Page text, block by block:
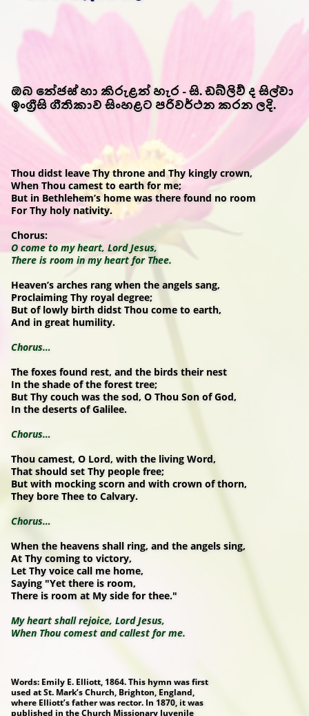
ඔබ තේජස් හා කිරුළත් හැර - සි. ඩබ්ලිව් ද සිල්වා
ඉංග්‍රීසි ගීතිකාව සිංහළට පරිවර්ථන කරන ලදි.
Thou didst leave Thy throne and Thy kingly crown,
When Thou camest to earth for me;
But in Bethlehem’s home was there found no room
For Thy holy nativity.
Chorus:
O come to my heart, Lord Jesus,
There is room in my heart for Thee.
Heaven’s arches rang when the angels sang,
Proclaiming Thy royal degree;
But of lowly birth didst Thou come to earth,
And in great humility.
Chorus…
The foxes found rest, and the birds their nest
In the shade of the forest tree;
But Thy couch was the sod, O Thou Son of God,
In the deserts of Galilee.
Chorus…
Thou camest, O Lord, with the living Word,
That should set Thy people free;
But with mocking scorn and with crown of thorn,
They bore Thee to Calvary.
Chorus…
When the heavens shall ring, and the angels sing,
At Thy coming to victory,
Let Thy voice call me home,
Saying "Yet there is room,
There is room at My side for thee."
My heart shall rejoice, Lord Jesus,
When Thou comest and callest for me.
Words: Emily E. Elliott, 1864. This hymn was first
used at St. Mark’s Church, Brighton, England,
where Elliott’s father was rector. In 1870, it was
published in the Church Missionary Juvenile